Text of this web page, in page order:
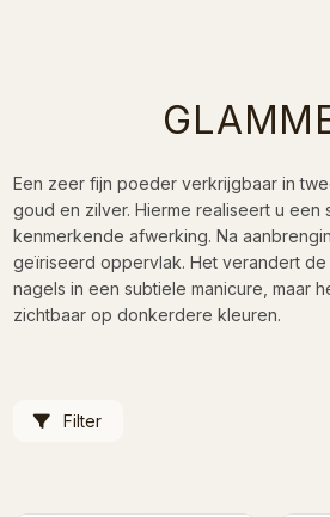
Een zeer fijn poeder verkrijgbaar in
goud en zilver. Hierme realiseert u een
kenmerkende afwerking. Na
geïriseerd oppervlak. Het verandert
nagels in een subtiele manicure, maar
zichtbaar op donkerdere kleuren.
Filter